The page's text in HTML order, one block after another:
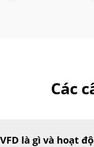
Các
là gì và hoạt